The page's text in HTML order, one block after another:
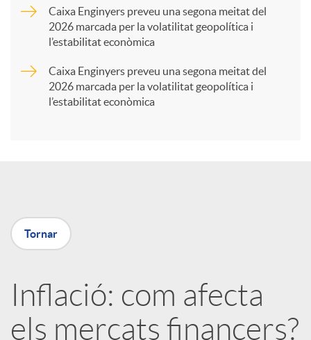
X
r
Caixa Enginyers preveu una segona meitat del
2026 marcada per la volatilitat geopolítica i
l’estabilitat econòmica
Caixa Enginyers preveu una segona meitat del
2026 marcada per la volatilitat geopolítica i
l’estabilitat econòmica
Tornar
Inflació: com afecta
els mercats financers?